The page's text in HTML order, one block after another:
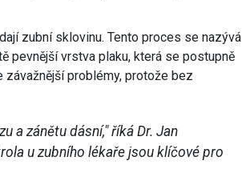
zubní sklovinu. Tento proces se nazývá
pevnější vrstva plaku, která se postupně
problémy, protože bez
a zánětu dásní," říká Dr. Jan
u zubního lékaře jsou klíčové pro